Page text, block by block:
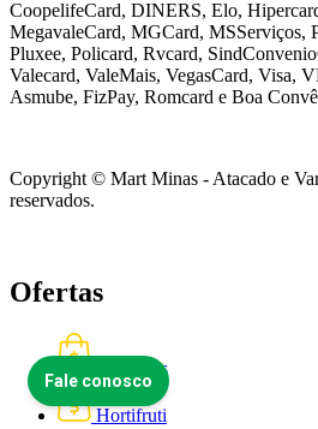
CoopelifeCard, DINERS, Elo,
MegavaleCard, MGCard, MSServiços,
Pluxee, Policard, Rvcard,
Valecard, ValeMais, VegasCard, Visa,
Asmube, FizPay, Romcard e Boa
Copyright © Mart Minas - Atacado e
reservados.
Ofertas
Semanais
Hortifruti